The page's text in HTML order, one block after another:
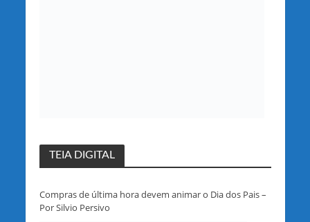
TEIA DIGITAL
Compras de última hora devem animar o Dia dos Pais –
Por Silvio Persivo